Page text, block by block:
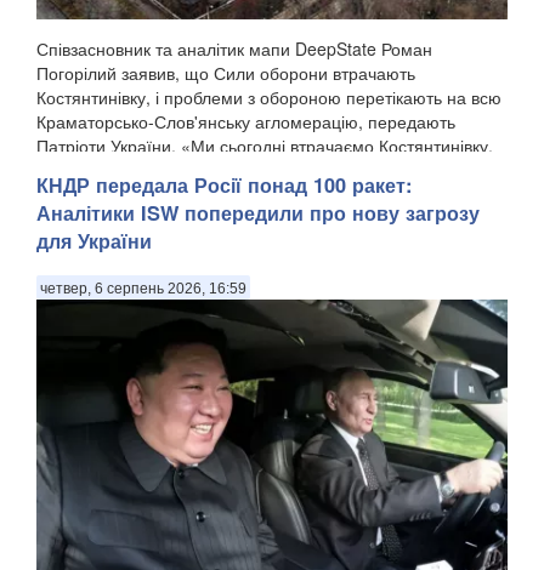
Співзасновник та аналітик мапи DeepState Роман
Погорілий заявив, що Сили оборони втрачають
Костянтинівку, і проблеми з обороною перетікають на всю
Краматорсько-Слов'янську агломерацію, передають
Патріоти України. «Ми сьогодні втрачаємо Костянтинівку,
КНДР передала Росії понад 100 ракет:
Аналітики ISW попередили про нову загрозу
для України
четвер, 6 серпень 2026, 16:59